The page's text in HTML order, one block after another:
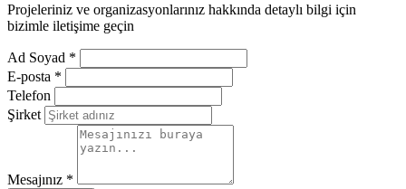
Projeleriniz ve organizasyonlarınız hakkında detaylı bilgi için
bizimle iletişime geçin
Ad Soyad *
E-posta *
Telefon
Şirket
Mesajınız *